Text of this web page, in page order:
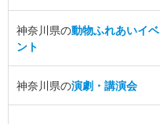
神奈川県の動物ふれあいイベ
ント
神奈川県の演劇・講演会